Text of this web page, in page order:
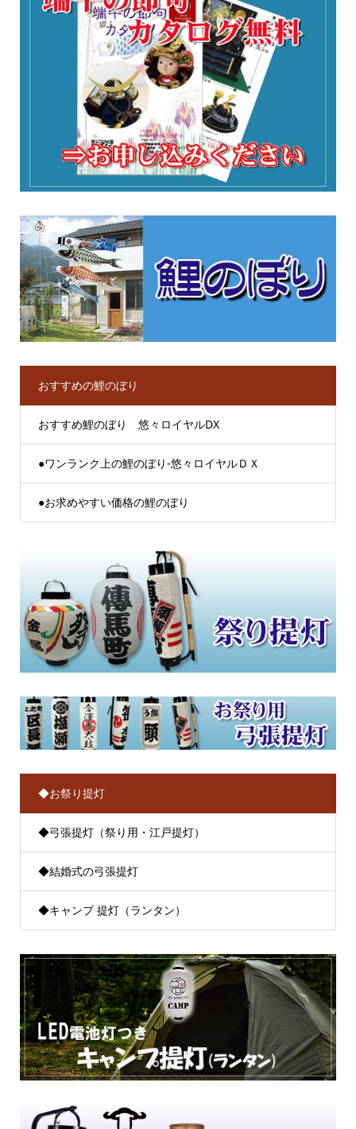
おすすめの鯉のぼり
おすすめ鯉のぼり 悠々ロイヤルDX
●ワンランク上の鯉のぼり-悠々ロイヤルＤＸ
●お求めやすい価格の鯉のぼり
◆お祭り提灯
◆弓張提灯（祭り用・江戸提灯）
◆結婚式の弓張提灯
◆キャンプ 提灯（ランタン）